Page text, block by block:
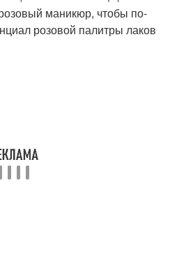
маникюр, чтобы по-
розовой палитры лаков